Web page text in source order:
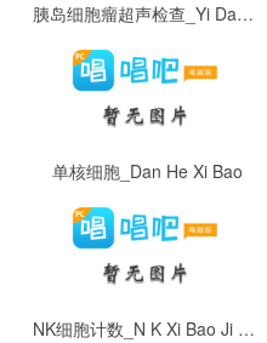
胰岛细胞瘤超声检查_Yi Dao Xi Bao Liu Chao Sheng Jian Cha
单核细胞_Dan He Xi Bao
NK细胞计数_N K Xi Bao Ji Shu